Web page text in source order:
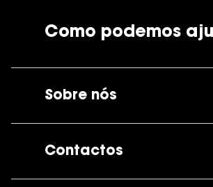
Como podemos
Sobre nós
Contactos